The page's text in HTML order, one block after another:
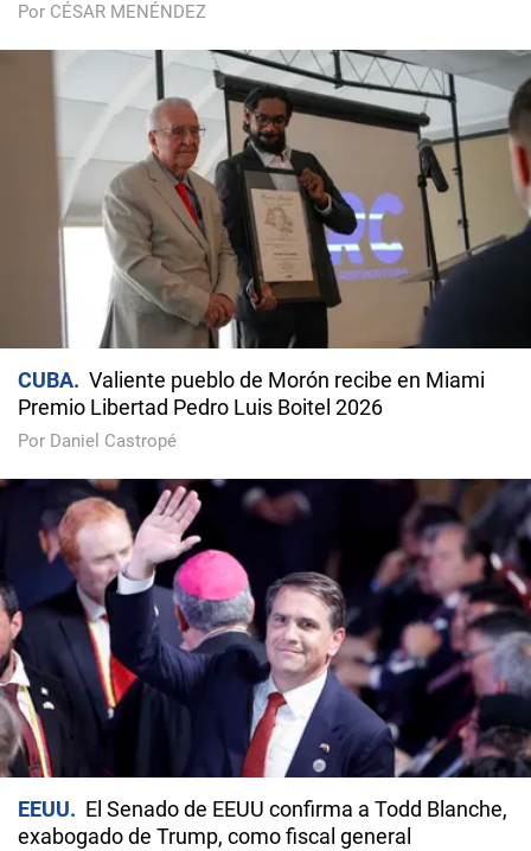
Por CÉSAR MENÉNDEZ
CUBA
Valiente pueblo de Morón recibe en Miami
Premio Libertad Pedro Luis Boitel 2026
Por Daniel Castropé
EEUU
El Senado de EEUU confirma a Todd Blanche,
exabogado de Trump, como fiscal general